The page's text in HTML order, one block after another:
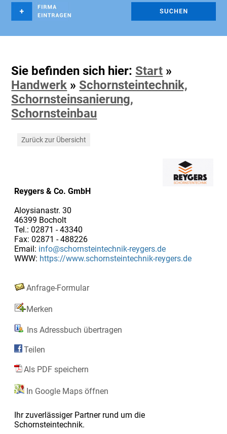
Sie befinden sich hier: Start »
Handwerk » Schornsteintechnik,
Schornsteinsanierung,
Schornsteinbau
Zurück zur Übersicht
Reygers & Co. GmbH
Aloysianastr. 30
46399 Bocholt
Tel.: 02871 - 43340
Fax: 02871 - 488226
Email: info@schornsteintechnik-reygers.de
WWW: https://www.schornsteintechnik-reygers.de
Anfrage-Formular
Merken
Ins Adressbuch übertragen
Teilen
Als PDF speichern
In Google Maps öffnen
Ihr zuverlässiger Partner rund um die
Schornsteintechnik.